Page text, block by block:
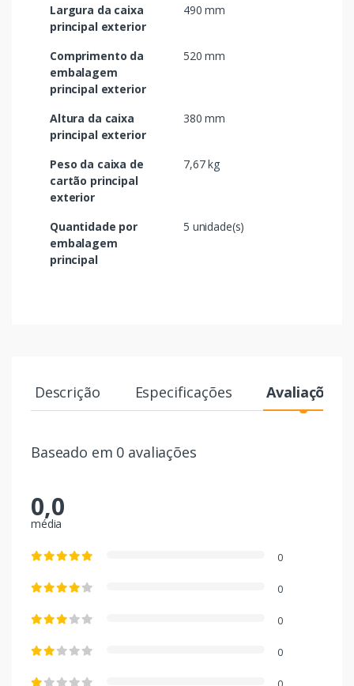
Largura da caixa
principal exterior
490 mm
Comprimento da
embalagem
principal exterior
520 mm
Altura da caixa
principal exterior
380 mm
Peso da caixa de
cartão principal
exterior
7,67 kg
Quantidade por
embalagem
principal
5 unidade(s)
Descrição Especificações Avaliações
Baseado em 0 avaliações
0,0
média
0
0
0
0